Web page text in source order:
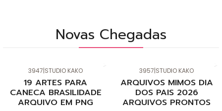
Novas Chegadas
3947|STUDIO KAKO
19 ARTES PARA
CANECA BRASILIDADE
ARQUIVO EM PNG
3957|STUDIO KAKO
ARQUIVOS MIMOS DIA
DOS PAIS 2026
ARQUIVOS PRONTOS